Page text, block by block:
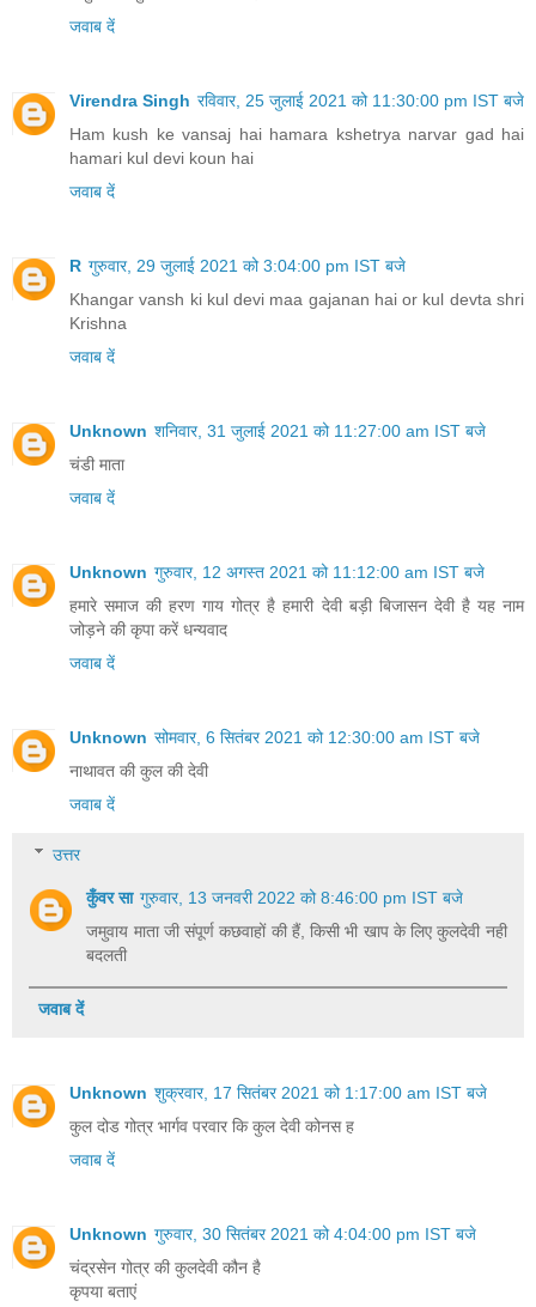
जवाब दें
Virendra Singh रविवार, 25 जुलाई 2021 को 11:30:00 pm IST बजे
Ham kush ke vansaj hai hamara kshetrya narvar gad hai
hamari kul devi koun hai
जवाब दें
R गुरुवार, 29 जुलाई 2021 को 3:04:00 pm IST बजे
Khangar vansh ki kul devi maa gajanan hai or kul devta shri
Krishna
जवाब दें
Unknown शनिवार, 31 जुलाई 2021 को 11:27:00 am IST बजे
चंडी माता
जवाब दें
Unknown गुरुवार, 12 अगस्त 2021 को 11:12:00 am IST बजे
हमारे समाज की हरण गाय गोत्र है हमारी देवी बड़ी बिजासन देवी है यह नाम
जोड़ने की कृपा करें धन्यवाद
जवाब दें
Unknown सोमवार, 6 सितंबर 2021 को 12:30:00 am IST बजे
नाथावत की कुल की देवी
जवाब दें
उत्तर
कुँवर सा गुरुवार, 13 जनवरी 2022 को 8:46:00 pm IST बजे
जमुवाय माता जी संपूर्ण कछवाहों की हैं, किसी भी खाप के लिए कुलदेवी नही
बदलती
जवाब दें
Unknown शुक्रवार, 17 सितंबर 2021 को 1:17:00 am IST बजे
कुल दोड गोत्र भार्गव परवार कि कुल देवी कोनस ह
जवाब दें
Unknown गुरुवार, 30 सितंबर 2021 को 4:04:00 pm IST बजे
चंद्रसेन गोत्र की कुलदेवी कौन है
कृपया बताएं